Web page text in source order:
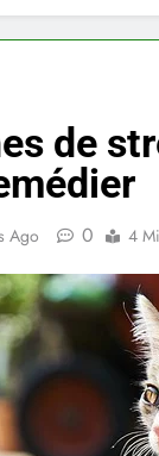
de
Ago 0 4